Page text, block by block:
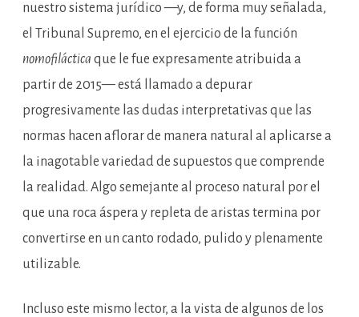
nuestro sistema jurídico —y, de forma muy señalada,
el Tribunal Supremo, en el ejercicio de la función
nomofiláctica que le fue expresamente atribuida a
partir de 2015— está llamado a depurar
progresivamente las dudas interpretativas que las
normas hacen aflorar de manera natural al aplicarse a
la inagotable variedad de supuestos que comprende
la realidad. Algo semejante al proceso natural por el
que una roca áspera y repleta de aristas termina por
convertirse en un canto rodado, pulido y plenamente
utilizable.
Incluso este mismo lector, a la vista de algunos de los